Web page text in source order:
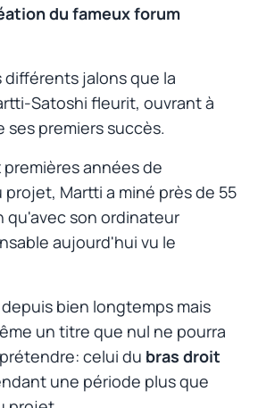
du fameux forum
différents jalons que la
Satoshi fleurit, ouvrant à
ses premiers succès.
années de
Martti a miné près de 55
qu'avec son ordinateur
aujourd'hui vu le
bien longtemps mais
un titre que nul ne pourra
celui du bras droit
une période plus que